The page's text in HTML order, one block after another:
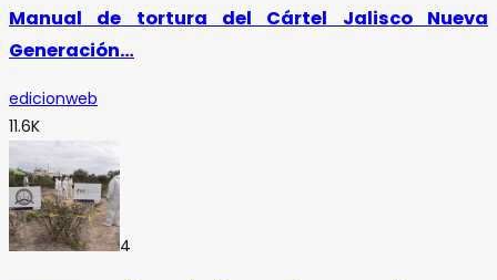
Manual de tortura del Cártel Jalisco Nueva
Generación…
edicionweb
11.6K
4